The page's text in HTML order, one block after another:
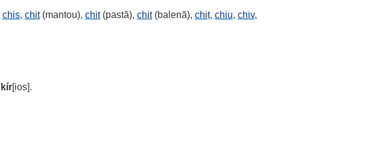
chis, chit(mantou), chit(pastă), chit(balenă), chiț, chiu, chiv,
kír[ios].